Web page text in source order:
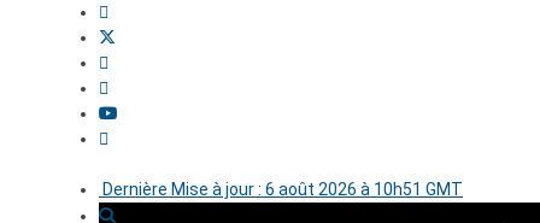
Dernière Mise à jour : 6 août 2026 à 10h51 GMT